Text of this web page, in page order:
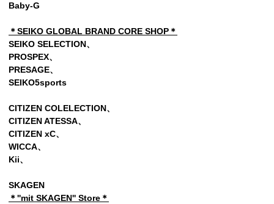
Baby-G
＊SEIKO GLOBAL BRAND CORE SHOP＊
SEIKO SELECTION、
PROSPEX、
PRESAGE、
SEIKO5sports
CITIZEN COLELECTION、
CITIZEN ATESSA、
CITIZEN xC、
WICCA、
Kii、
SKAGEN
＊''mit SKAGEN'' Store＊